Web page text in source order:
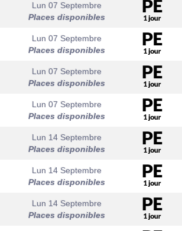
Lun 07 Septembre
Places disponibles
Lun 07 Septembre
Places disponibles
Lun 07 Septembre
Places disponibles
Lun 07 Septembre
Places disponibles
Lun 14 Septembre
Places disponibles
Lun 14 Septembre
Places disponibles
Lun 14 Septembre
Places disponibles